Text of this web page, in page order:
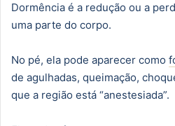
Dormência é a redução ou a
uma parte do corpo.
No pé, ela pode aparecer como
de agulhadas, queimação,
que a região está “anestesiada”.